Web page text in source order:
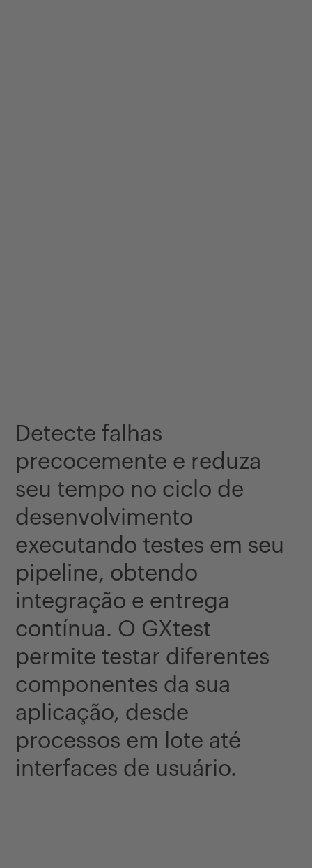
Detecte falhas
precocemente e reduza
seu tempo no ciclo de
desenvolvimento
executando testes em seu
pipeline, obtendo
integração e entrega
contínua. O GXtest
permite testar diferentes
componentes da sua
aplicação, desde
processos em lote até
interfaces de usuário.